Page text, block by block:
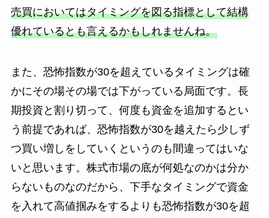
売買においてはタイミングを図る指標として結構
優れているとも言えるかもしれませんね。
また、恐怖指数が30を超えているタイミングは確
かにその場その場では下がっている局面です。長
期投資と割り切って、何度も資金を追加するとい
う前提であれば、恐怖指数が30を越えたら少しず
つ買い増しをしていくというのも間違ってはいな
いと思います。株式市場の底が何処なのかは分か
らないものなのだから、下手なタイミングで資金
を入れて高値掴みをするよりも恐怖指数が30を超